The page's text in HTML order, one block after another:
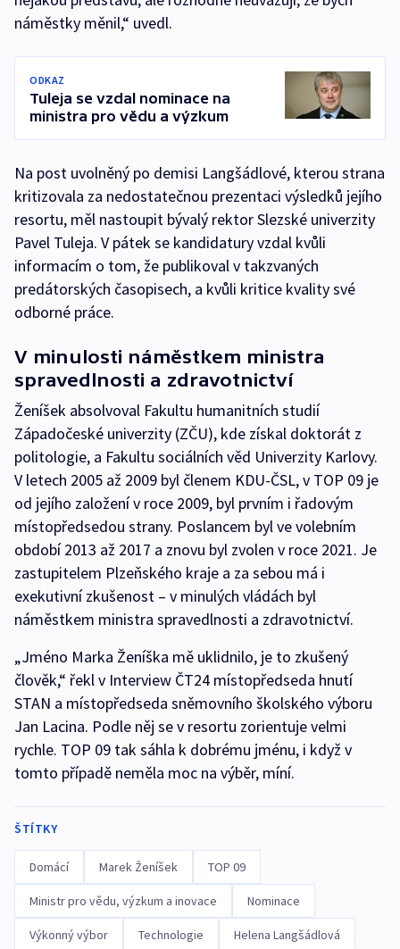
náměstky měnil,“ uvedl.
ODKAZ
Tuleja se vzdal nominace na
ministra pro vědu a výzkum
Na post uvolněný po demisi Langšádlové, kterou strana
kritizovala za nedostatečnou prezentaci výsledků jejího
resortu, měl nastoupit bývalý rektor Slezské univerzity
Pavel Tuleja. V pátek se kandidatury vzdal kvůli
informacím o tom, že publikoval v takzvaných
predátorských časopisech, a kvůli kritice kvality své
odborné práce.
V minulosti náměstkem ministra
spravedlnosti a zdravotnictví
Ženíšek absolvoval Fakultu humanitních studií
Západočeské univerzity (ZČU), kde získal doktorát z
politologie, a Fakultu sociálních věd Univerzity Karlovy.
V letech 2005 až 2009 byl členem KDU-ČSL, v TOP 09 je
od jejího založení v roce 2009, byl prvním i řadovým
místopředsedou strany. Poslancem byl ve volebním
období 2013 až 2017 a znovu byl zvolen v roce 2021. Je
zastupitelem Plzeňského kraje a za sebou má i
exekutivní zkušenost – v minulých vládách byl
náměstkem ministra spravedlnosti a zdravotnictví.
„Jméno Marka Ženíška mě uklidnilo, je to zkušený
člověk,“ řekl v Interview ČT24 místopředseda hnutí
STAN a místopředseda sněmovního školského výboru
Jan Lacina. Podle něj se v resortu zorientuje velmi
rychle. TOP 09 tak sáhla k dobrému jménu, i když v
tomto případě neměla moc na výběr, míní.
ŠTÍTKY
Domácí Marek Ženíšek TOP 09
Ministr pro vědu, výzkum a inovace Nominace
Výkonný výbor Technologie Helena Langšádlová